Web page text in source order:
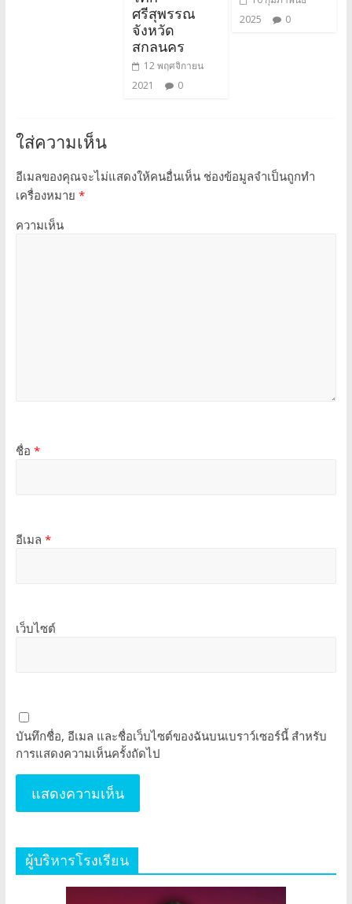
ศรีสุพรรณ
จังหวัด
สกลนคร
12 พฤศจิกายน
2021
0
2025
0
ใส่ความเห็น
อีเมลของคุณจะไม่แสดงให้คนอื่นเห็นช่องข้อมูลจำเป็นถูกทำ
เครื่องหมาย *
ความเห็น
ชื่อ *
อีเมล *
เว็บไซต์
บันทึกชื่อ, อีเมล และชื่อเว็บไซต์ของฉันบนเบราว์เซอร์นี้ สำหรับ
การแสดงความเห็นครั้งถัดไป
ผู้บริหารโรงเรียน